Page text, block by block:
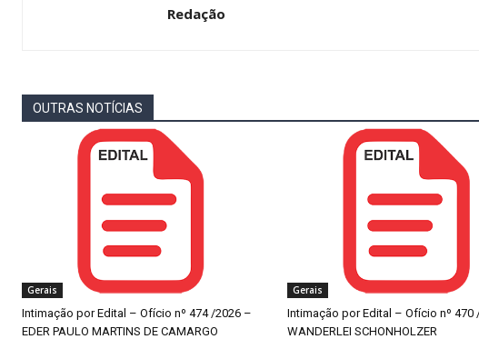
Redação
OUTRAS NOTÍCIAS
Gerais
Intimação por Edital – Ofício nº 474 /2026 –
EDER PAULO MARTINS DE CAMARGO
Gerais
Intimação por Edital – Ofício nº 470
WANDERLEI SCHONHOLZER